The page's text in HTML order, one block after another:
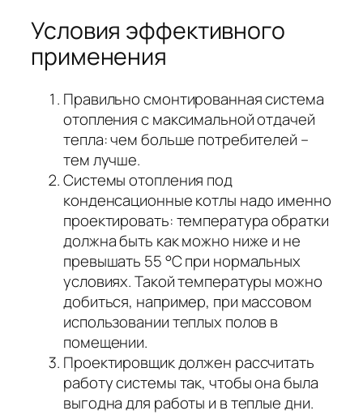
Условия эффективного
применения
Правильно смонтированная система
отопления с максимальной отдачей
тепла: чем больше потребителей –
тем лучше.
Системы отопления под
конденсационные котлы надо именно
проектировать: температура обратки
должна быть как можно ниже и не
превышать 55 °С при нормальных
условиях. Такой температуры можно
добиться, например, при массовом
использовании теплых полов в
помещении.
Проектировщик должен рассчитать
работу системы так, чтобы она была
выгодна для работы и в теплые дни.